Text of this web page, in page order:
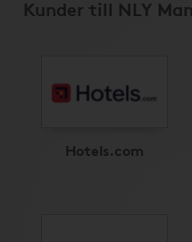
Kunder till NLY
Hotels.com